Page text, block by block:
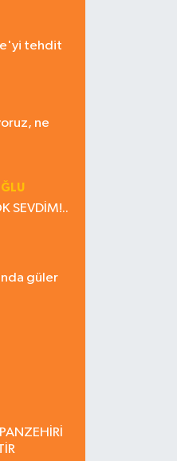
tehdit
ne
SEVDİM!..
güler